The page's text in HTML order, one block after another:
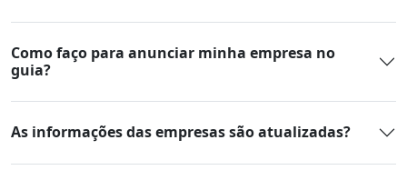
Como faço para anunciar minha empresa no
guia?
As informações das empresas são atualizadas?